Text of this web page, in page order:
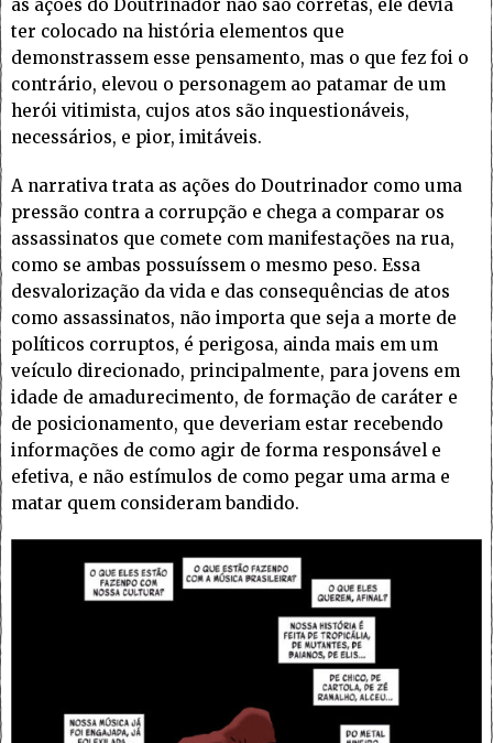
as ações do Doutrinador não são corretas, ele devia
ter colocado na história elementos que
demonstrassem esse pensamento, mas o que fez foi o
contrário, elevou o personagem ao patamar de um
herói vitimista, cujos atos são inquestionáveis,
necessários, e pior, imitáveis.
A narrativa trata as ações do Doutrinador como uma
pressão contra a corrupção e chega a comparar os
assassinatos que comete com manifestações na rua,
como se ambas possuíssem o mesmo peso. Essa
desvalorização da vida e das consequências de atos
como assassinatos, não importa que seja a morte de
políticos corruptos, é perigosa, ainda mais em um
veículo direcionado, principalmente, para jovens em
idade de amadurecimento, de formação de caráter e
de posicionamento, que deveriam estar recebendo
informações de como agir de forma responsável e
efetiva, e não estímulos de como pegar uma arma e
matar quem consideram bandido.